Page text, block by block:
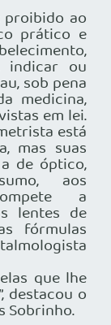
proibido ao
prático e
indicar ou
sob pena
medicina,
em lei.
está
mas suas
de óptico,
aos
a
lentes de
fórmulas
que lhe
destacou o
Sobrinho.